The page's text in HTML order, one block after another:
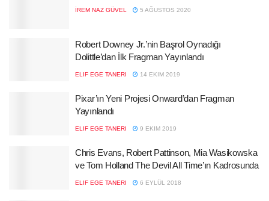
İREM NAZ GÜVEL 5 AĞUSTOS 2020
Robert Downey Jr.’nin Başrol Oynadığı
Dolittle’dan İlk Fragman Yayınlandı
ELIF EGE TANERI 14 EKIM 2019
Pixar’ın Yeni Projesi Onward’dan Fragman
Yayınlandı
ELIF EGE TANERI 9 EKIM 2019
Chris Evans, Robert Pattinson, Mia Wasikowska
ve Tom Holland The Devil All Time’ın Kadrosunda
ELIF EGE TANERI 6 EYLÜL 2018